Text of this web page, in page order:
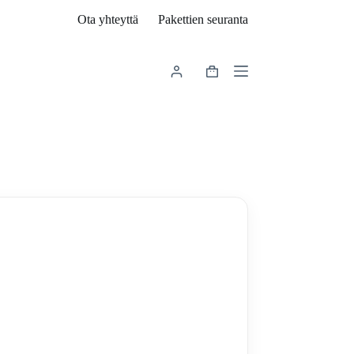
Ota yhteyttä Pakettien seuranta
Shopping